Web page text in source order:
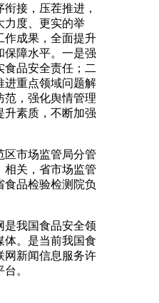
接，压茬推进，
力度、更实的举
作成果，全面提升
保障水平。一是强
食品安全责任；二
进重点领域问题解
范，强化舆情管理
升素质，不断加强
市场监管局分管
相关，省市场监管
食品检验检测院负
我国食品安全领
体。是当前我国食
网新闻信息服务许
。